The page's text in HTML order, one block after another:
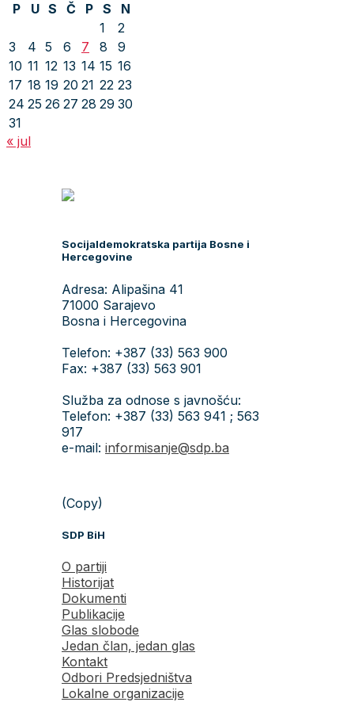
P
U S Č P S
N
1
2
3
4 5 6 7 8
9
10 11 12 13 14 15 16
17 18 19 20 21 22 23
24 25 26 27 28 29 30
31
« jul
Socijaldemokratska partija Bosne i
Hercegovine
Adresa: Alipašina 41
71000 Sarajevo
Bosna i Hercegovina
Telefon: +387 (33) 563 900
Fax: +387 (33) 563 901
Služba za odnose s javnošću:
Telefon: +387 (33) 563 941 ; 563
917
e-mail: informisanje@sdp.ba
(Copy)
SDP BiH
O partiji
Historijat
Dokumenti
Publikacije
Glas slobode
Jedan član, jedan glas
Kontakt
Odbori Predsjedništva
Lokalne organizacije